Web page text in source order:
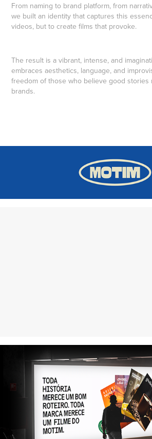
From naming to brand platform, from
we built an identity that captures this
videos, but to create films that provoke.
The result is a vibrant, intense, and
embraces aesthetics, language, and
freedom of those who believe good
brands.